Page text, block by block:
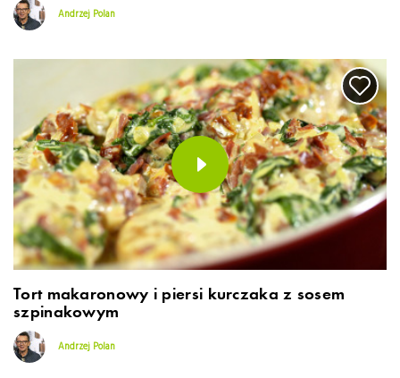
Andrzej Polan
Tort makaronowy i piersi kurczaka z sosem
szpinakowym
Andrzej Polan